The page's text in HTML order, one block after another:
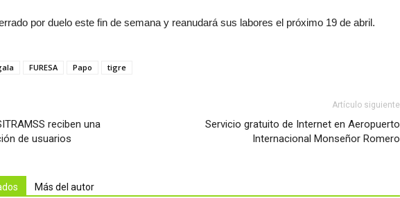
por duelo este fin de semana y reanudará sus labores el próximo 19 de abril.
FURESA Papo tigre
reciben una
de usuarios
Artículo siguiente
Servicio gratuito de Internet en Aeropuerto
Internacional Monseñor Romero
Más del autor